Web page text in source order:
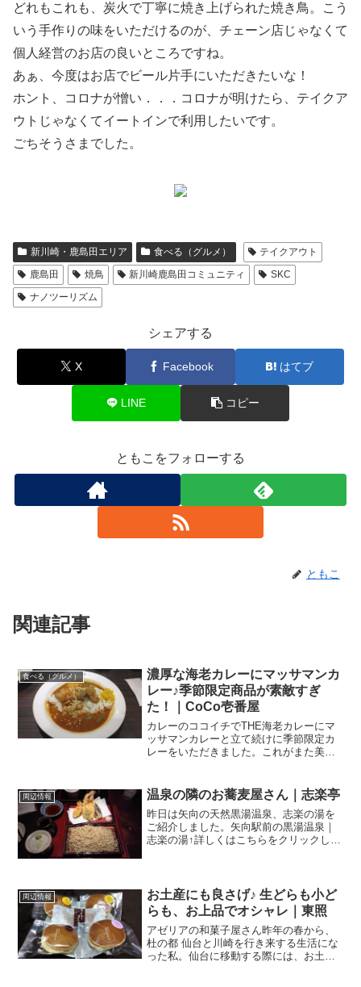
どれもこれも、炭火で丁寧に焼き上げられた焼き鳥。こう
いう手作りの味をいただけるのが、チェーン店じゃなくて
個人経営のお店の良いところですね。
あぁ、今度はお店でビール片手にいただきたいな！
ホント、コロナが憎い．．．コロナが明けたら、テイクア
ウトじゃなくてイートインで利用したいです。
ごちそうさまでした。
新川崎・鹿島田エリア 食べる（グルメ）
テイクアウト
鹿島田
焼鳥 新川崎鹿島田コミュニティ
SKC
ナノツーリズム
シェアする
X Facebook はてブ
LINE コピー
ともこをフォローする
ともこ
関連記事
食べる（グルメ）
濃厚な海老カレーにマッサマンカ
レー♪季節限定商品が素敵すぎ
た！｜CoCo壱番屋
カレーのココイチでTHE海老カレーにマ
ッサマンカレーと立て続けに季節限定カ
レーをいただきました。これがまた美味
レ？？？気温が高いって言っても、それ
は昼間の話でして、や...
周辺情報 温泉の隣のお蕎麦屋さん｜志楽亭
昨日は矢向の天然黒湯温泉、志楽の湯を
ご紹介しました。矢向駅前の黒湯温泉｜
志楽の湯↑詳しくはこちらをクリックして
ンキング：そば（蕎麦...
周辺情報
お土産にも良さげ♪ 生どらも小ど
らも、お上品でオシャレ｜東照
アゼリアの和菓子屋さん昨年の春から、
杜の都 仙台と川崎を行き来する生活にな
った私。仙台に移動する際には、お土産